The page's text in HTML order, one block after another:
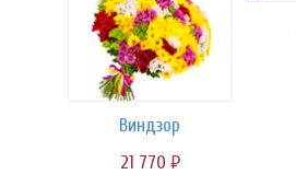
Виндзор
21 770 руб.